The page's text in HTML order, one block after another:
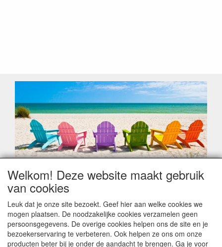
Geachte klant,
Zoals elk jaar zorgt de verlofperiode, naast een hoop
leveringsproblemen.
Sommige fabrikanten sluiten of werken met een
vakantiebezetting.
Bestellingen die vanaf +/- 15 juli geplaatst worden kunnen
Welkom! Deze website maakt gebruik
van cookies
Leuk dat je onze site bezoekt. Geef hier aan welke cookies we
mogen plaatsen. De noodzakelijke cookies verzamelen geen
persoonsgegevens. De overige cookies helpen ons de site en je
bezoekerservaring te verbeteren. Ook helpen ze ons om onze
producten beter bij je onder de aandacht te brengen. Ga je voor